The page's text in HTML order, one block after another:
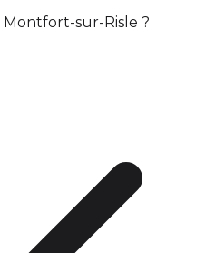
sur-Risle ?